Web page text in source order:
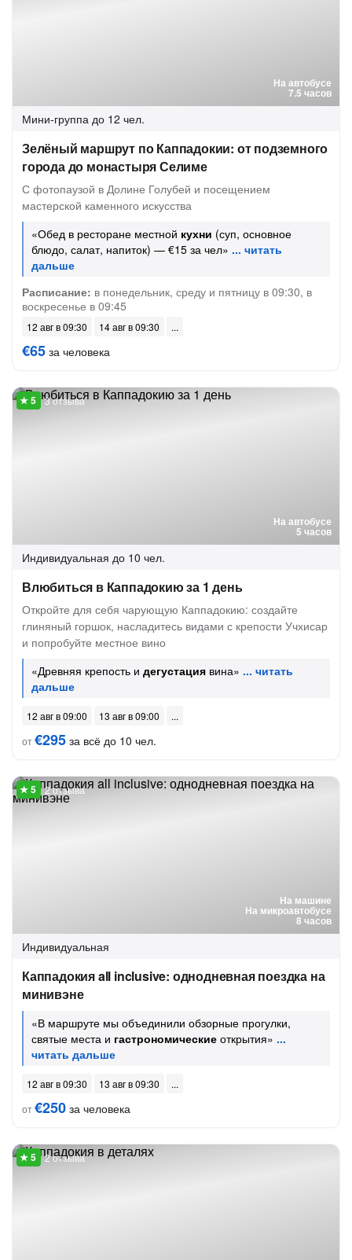
На автобусе
7.5 часов
Мини-группа до 12 чел.
Зелёный маршрут по Каппадокии: от подземного
города до монастыря Селиме
С фотопаузой в Долине Голубей и посещением
мастерской каменного искусства
«Обед в ресторане местной кухни (суп, основное
блюдо, салат, напиток) — €15 за чел»
Расписание: в понедельник, среду и пятницу в 09:30, в
воскресенье в 09:45
12 авг в 09:30 14 авг в 09:30
€65 за человека
На автобусе
5 часов
3 отзыва
Индивидуальная до 10 чел.
Влюбиться в Каппадокию за 1 день
Откройте для себя чарующую Каппадокию: создайте
глиняный горшок, насладитесь видами с крепости Учхисар
и попробуйте местное вино
«Древняя крепость и дегустация вина»
12 авг в 09:00
13 авг в 09:00
от€295 за всё до 10 чел.
На машине
На микроавтобусе
8 часов
2 отзыва
Индивидуальная
Каппадокия all inclusive: однодневная поездка на
минивэне
«В маршруте мы объединили обзорные прогулки,
святые места и гастрономические открытия»
12 авг в 09:30
13 авг в 09:30
от€250 за человека
2 отзыва